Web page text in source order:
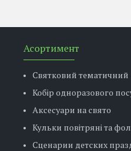
Асортимент
Святковий тематичний
Кобір одноразового
Аксесуари на свято
Кульки повітряні та
Сценарии детских